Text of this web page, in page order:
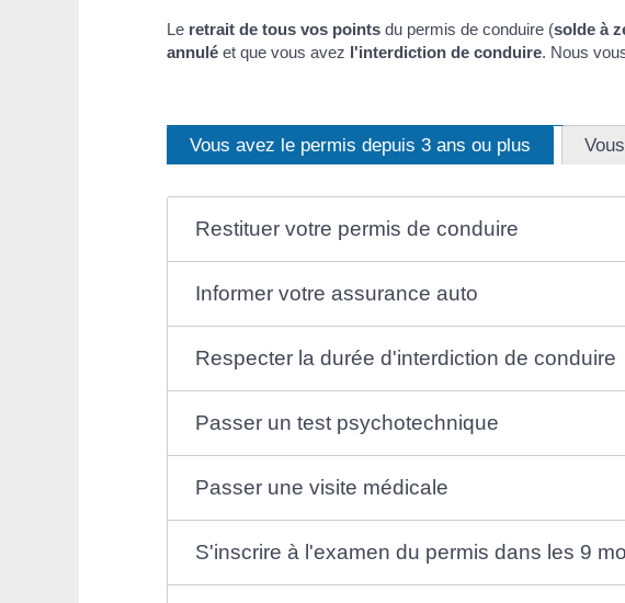
Le retrait de tous vos points du permis de conduire (solde à
annulé et que vous avez l'interdiction de conduire. Nous
Vous avez le permis depuis 3 ans ou plus
Restituer votre permis de conduire
Informer votre assurance auto
Respecter la durée d'interdiction de conduire
Passer un test psychotechnique
Passer une visite médicale
S'inscrire à l'examen du permis dans les 9